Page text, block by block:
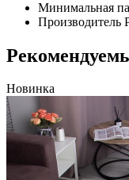
Минимальная
Производитель
Новинка